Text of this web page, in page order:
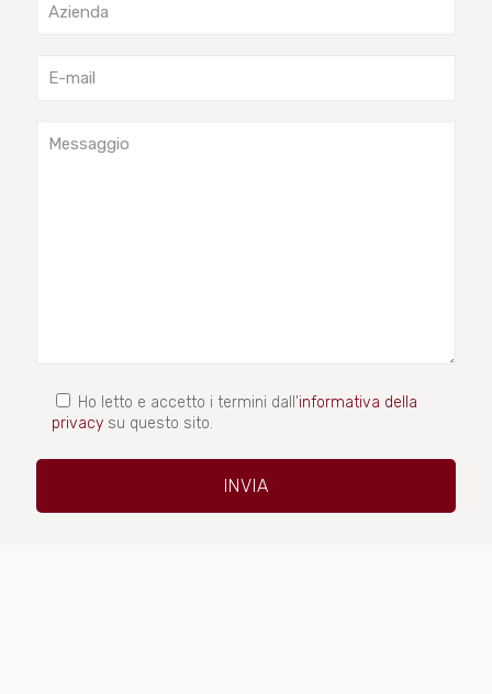
Ho letto e accetto i termini dall'informativa della
privacy su questo sito.